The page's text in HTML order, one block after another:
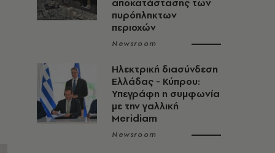
αποκατάστασης των
πυρόπληκτων
περιοχών
Newsroom
Ηλεκτρική διασύνδεση
Ελλάδας - Κύπρου:
Υπεγράφη η συμφωνία
με την γαλλική
Meridiam
Newsroom